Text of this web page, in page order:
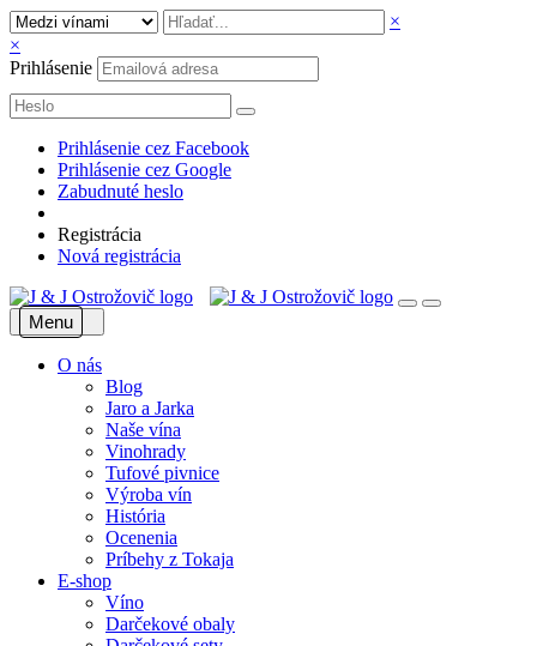
×
×
Prihlásenie
Prihlásenie cez Facebook
Prihlásenie cez Google
Zabudnuté heslo
Registrácia
Nová registrácia
Menu
O nás
Blog
Jaro a Jarka
Naše vína
Vinohrady
Tufové pivnice
Výroba vín
História
Ocenenia
Príbehy z Tokaja
E-shop
Víno
Darčekové obaly